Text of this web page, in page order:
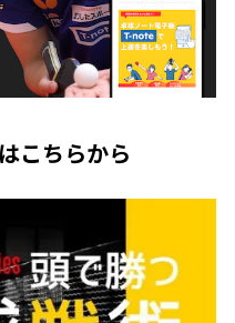
こちらから